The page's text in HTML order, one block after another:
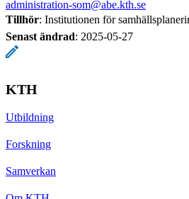
administration-som@abe.kth.se
Tillhör: Institutionen för
Senast ändrad: 2025-05-27
KTH
Utbildning
Forskning
Samverkan